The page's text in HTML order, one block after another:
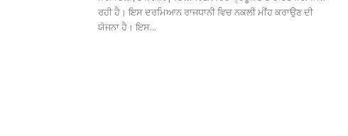
ਰਹੀ ਹੈ। ਇਸ ਦਰਮਿਆਨ ਰਾਜਧਾਨੀ ਵਿਚ ਨਕਲੀ ਮੀਂਹ ਕਰਾਉਣ ਦੀ
ਯੋਜਨਾ ਹੈ। ਇਸ...